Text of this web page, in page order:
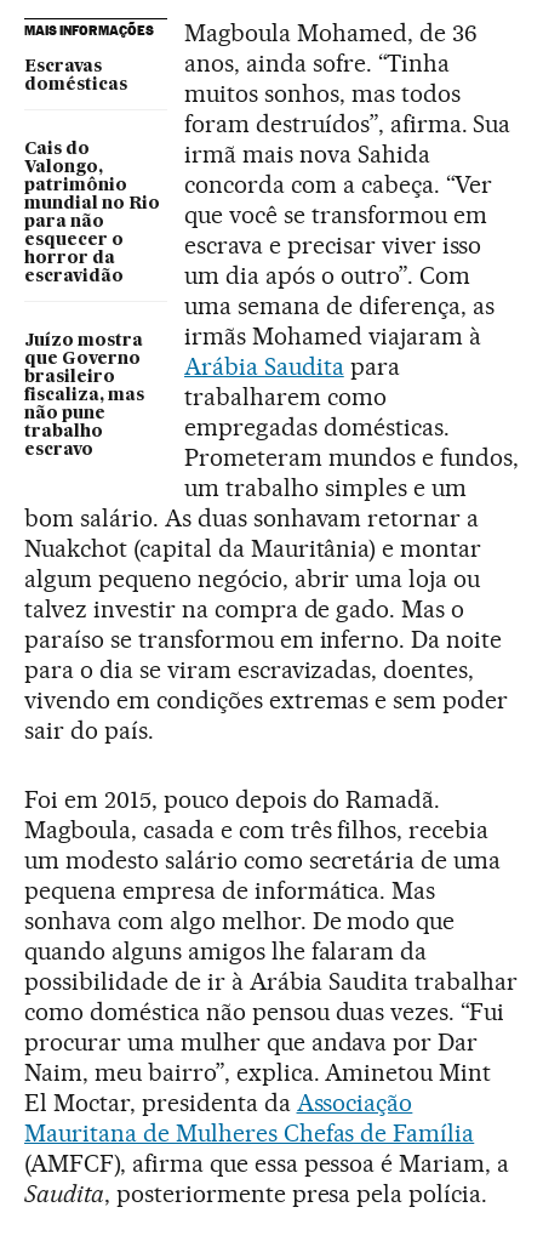
MAIS INFORMAÇÕES
Escravas
domésticas
Cais do
Valongo,
patrimônio
mundial no Rio
para não
esquecer o
horror da
escravidão
Juízo mostra
que Governo
brasileiro
fiscaliza, mas
não pune
trabalho
escravo
Magboula Mohamed, de 36
anos, ainda sofre. “Tinha
muitos sonhos, mas todos
foram destruídos”, afirma. Sua
irmã mais nova Sahida
concorda com a cabeça. “Ver
que você se transformou em
escrava e precisar viver isso
um dia após o outro”. Com
uma semana de diferença, as
irmãs Mohamed viajaram à
Arábia Sauditapara
trabalharem como
empregadas domésticas.
Prometeram mundos e fundos,
um trabalho simples e um
bom salário. As duas sonhavam retornar a
Nuakchot (capital da Mauritânia) e montar
algum pequeno negócio, abrir uma loja ou
talvez investir na compra de gado. Mas o
paraíso se transformou em inferno. Da noite
para o dia se viram escravizadas, doentes,
vivendo em condições extremas e sem poder
sair do país.
Foi em 2015, pouco depois do Ramadã.
Magboula, casada e com três filhos, recebia
um modesto salário como secretária de uma
pequena empresa de informática. Mas
sonhava com algo melhor. De modo que
quando alguns amigos lhe falaram da
possibilidade de ir à Arábia Saudita trabalhar
como doméstica não pensou duas vezes. “Fui
procurar uma mulher que andava por Dar
Naim, meu bairro”, explica. Aminetou Mint
El Moctar, presidenta da Associação
Mauritana de Mulheres Chefas de Família
(AMFCF), afirma que essa pessoa é Mariam, a
Saudita, posteriormente presa pela polícia.